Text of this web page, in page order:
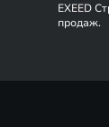
EXEED
продаж.